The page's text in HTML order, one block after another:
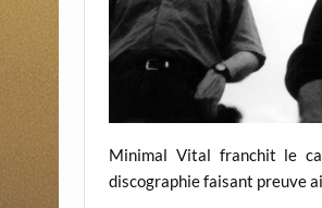
Minimal Vital franchit le
discographie faisant preuve